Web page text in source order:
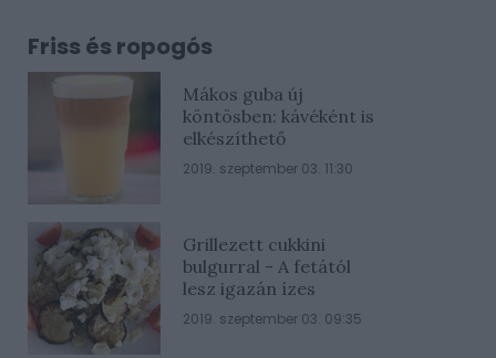
Friss és ropogós
Mákos guba új
köntösben: kávéként is
elkészíthető
2019. szeptember 03. 11:30
Grillezett cukkini
bulgurral - A fetától
lesz igazán ízes
2019. szeptember 03. 09:35